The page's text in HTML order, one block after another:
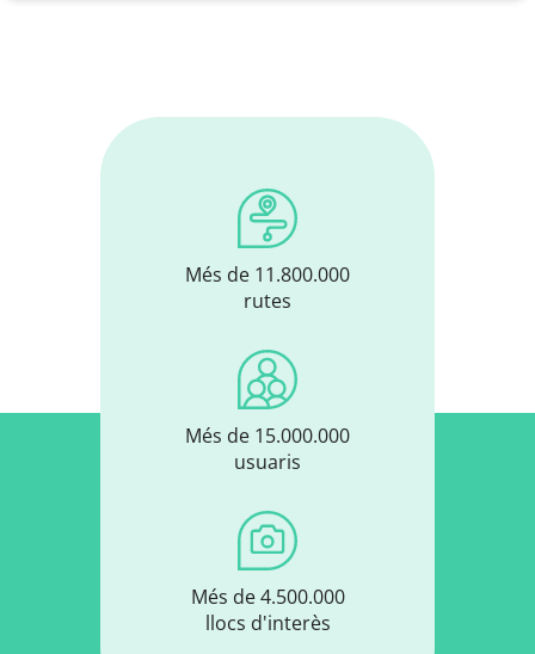
Més de 11.800.000
rutes
Més de 15.000.000
usuaris
Més de 4.500.000
llocs d'interès